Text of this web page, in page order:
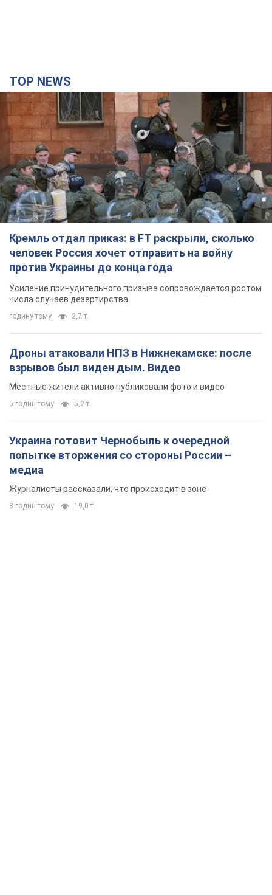
TOP NEWS
Кремль отдал приказ: в FT раскрыли, сколько
человек Россия хочет отправить на войну
против Украины до конца года
Усиление принудительного призыва сопровождается ростом
числа случаев дезертирства
годину тому 2,7 т.
Дроны атаковали НПЗ в Нижнекамске: после
взрывов был виден дым. Видео
Местные жители активно публиковали фото и видео
5 годин тому 5,2 т.
Украина готовит Чернобыль к очередной
попытке вторжения со стороны России –
медиа
Журналисты рассказали, что происходит в зоне
8 годин тому 19,0 т.